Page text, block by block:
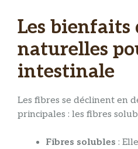
Les bienfaits
naturelles
intestinale
Les fibres se déclinent en
principales : les fibres
Fibres solubles :